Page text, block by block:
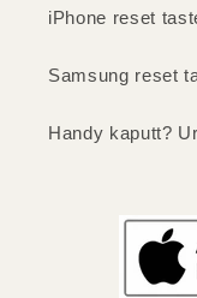
iPhone reset
Samsung reset
Handy kaputt?